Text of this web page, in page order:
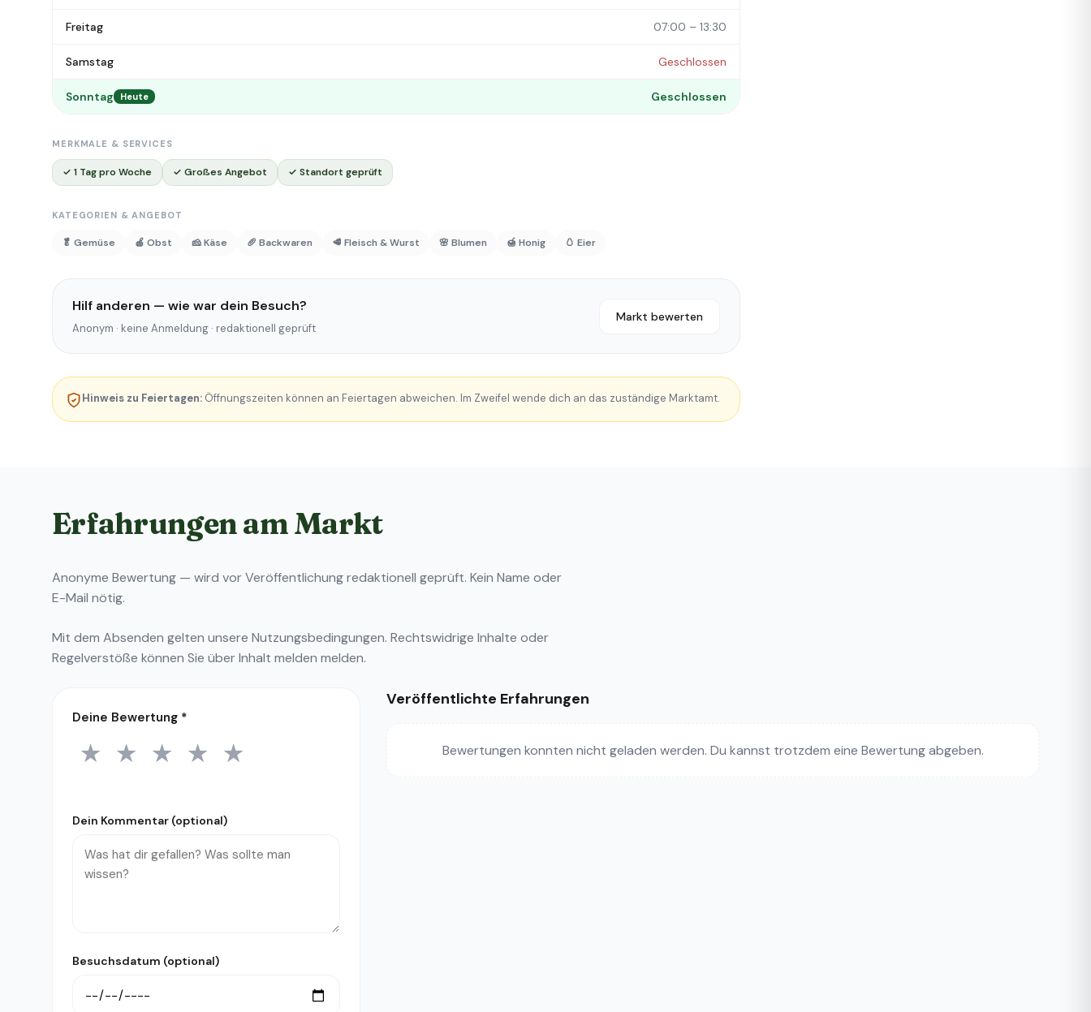
Freitag 07:00 – 13:30
Samstag Geschlossen
Sonntag Heute Geschlossen
MERKMALE & SERVICES
✓ 1 Tag pro Woche ✓ Großes Angebot ✓ Standort geprüft
KATEGORIEN & ANGEBOT
🥬 Gemüse 🍎 Obst 🧀 Käse 🥖 Backwaren 🥩 Fleisch & Wurst 🌸 Blumen 🍯 Honig 🥚 Eier
Hilf anderen — wie war dein Besuch?
Anonym · keine Anmeldung · redaktionell geprüft
Markt bewerten
Hinweis zu Feiertagen: Öffnungszeiten können an Feiertagen abweichen. Im Zweifel wende dich an das zuständige Marktamt.
Erfahrungen am Markt
Anonyme Bewertung — wird vor Veröffentlichung redaktionell geprüft. Kein Name oder
E-Mail nötig.
Mit dem Absenden gelten unsere Nutzungsbedingungen. Rechtswidrige Inhalte oder
Regelverstöße können Sie überInhalt melden melden.
Deine Bewertung *
1 Stern
★ 2 Sterne
★ 3 Sterne
★ 4 Sterne
★ 5 Sterne
★
Dein Kommentar (optional)
Besuchsdatum (optional)
Veröffentlichte Erfahrungen
Bewertungen konnten nicht geladen werden. Du kannst trotzdem eine Bewertung abgeben.